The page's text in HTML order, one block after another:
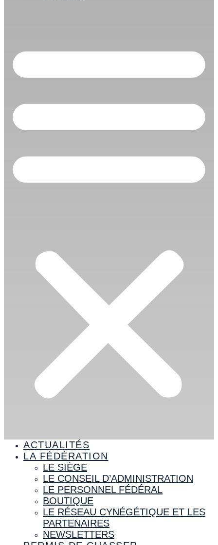
ACTUALITÉS
LA FÉDÉRATION
LE SIÈGE
LE CONSEIL D’ADMINISTRATION
LE PERSONNEL FÉDÉRAL
BOUTIQUE
LE RÉSEAU CYNÉGÉTIQUE ET LES
PARTENAIRES
NEWSLETTERS